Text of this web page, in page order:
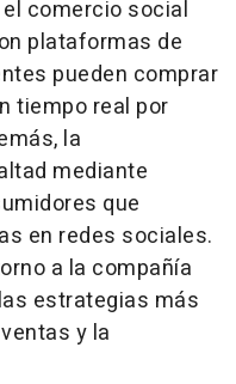
comercio social
plataformas de
pueden comprar
tiempo real por
la
mediante
que
en redes sociales.
a la compañía
estrategias más
y la